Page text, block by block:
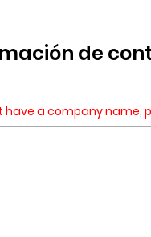
de
have a company name,